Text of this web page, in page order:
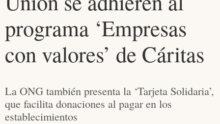
programa ‘Empresas
con valores’ de Cáritas
La ONG también presenta la ‘Tarjeta Solidaria’,
que facilita donaciones al pagar en los
establecimientos